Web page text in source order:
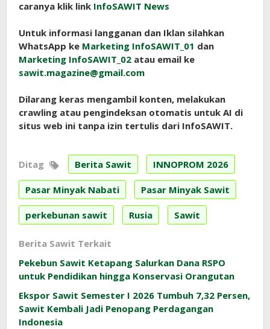
caranya klik link InfoSAWIT News
Untuk informasi langganan dan Iklan silahkan
WhatsApp ke Marketing InfoSAWIT_01 dan
Marketing InfoSAWIT_02 atau email ke
sawit.magazine@gmail.com
Dilarang keras mengambil konten, melakukan
crawling atau pengindeksan otomatis untuk AI di
situs web ini tanpa izin tertulis dari InfoSAWIT.
Ditag Berita Sawit INNOPROM 2026
Pasar Minyak Nabati Pasar Minyak Sawit
perkebunan sawit Rusia Sawit
Berita Sawit Terkait
Pekebun Sawit Ketapang Salurkan Dana RSPO
untuk Pendidikan hingga Konservasi Orangutan
Ekspor Sawit Semester I 2026 Tumbuh 7,32 Persen,
Sawit Kembali Jadi Penopang Perdagangan
Indonesia